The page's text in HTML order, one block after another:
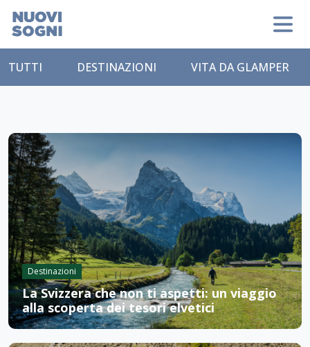
TUTTI DESTINAZIONI VITA DA GLAMPER
Destinazioni
La Svizzera che non ti aspetti: un viaggio
alla scoperta dei tesori elvetici